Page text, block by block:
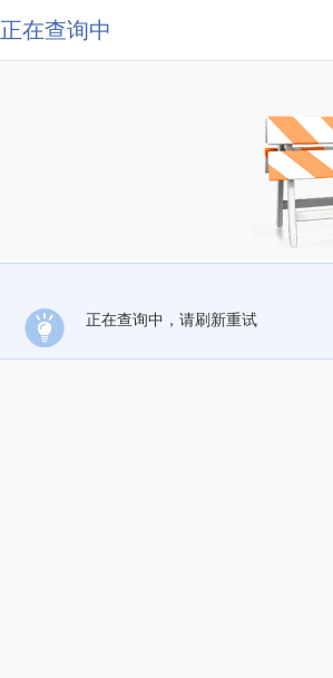
正在查询中
正在查询中，请刷新重试